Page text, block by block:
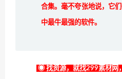
合集。毫不夸张地说，它
中最牛最强的软件。
◉ 找资源，就找299素材网